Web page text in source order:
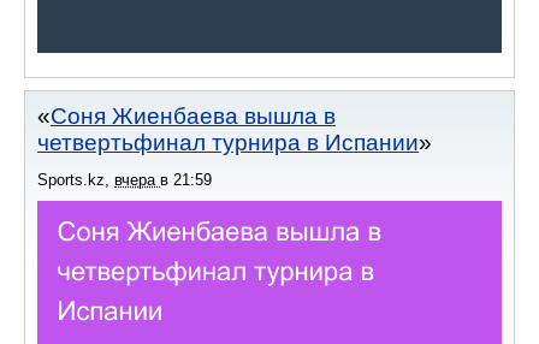
Соня Жиенбаева вышла в
четвертьфинал турнира в Испании
Sports.kz вчера в 21:59